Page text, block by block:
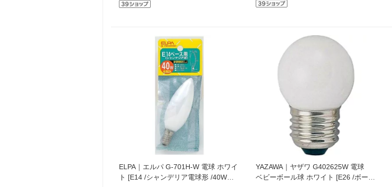
ELPA｜エルパ G-701H-W 電球 ホワイ
ト [E14 /シャンデリア電球形 /40W相
YAZAWA｜ヤザワ G402625W 電球
ベビーボール球 ホワイト [E26 /ボール